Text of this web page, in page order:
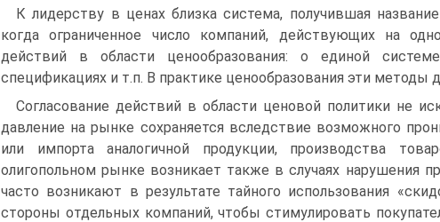
К лидерству в ценах близка система, получившая
когда ограниченное число компаний, действующих на
действий в области ценообразования: о единой
спецификациях и т.п. В практике ценообразования эти методы
Согласование действий в области ценовой политики не
давление на рынке сохраняется вследствие возможного
или импорта аналогичной продукции, производства
олигопольном рынке возникает также в случаях нарушения
часто возникают в ре­зультате тайного использования
стороны отдельных компаний, чтобы стимулировать